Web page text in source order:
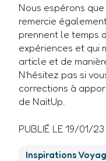
Nous espérons
remercie
prennent le temps
expériences et qui
article et de
N’hésitez pas si
corrections à
de NaïtUp.
PUBLIÉ LE 19/01/23
Inspirations